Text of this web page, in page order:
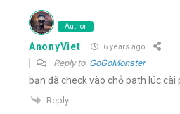
Author
AnonyViet 6 years ago
Reply to GoGoMonster
bạn đã check vào chỗ path lúc cài
Reply